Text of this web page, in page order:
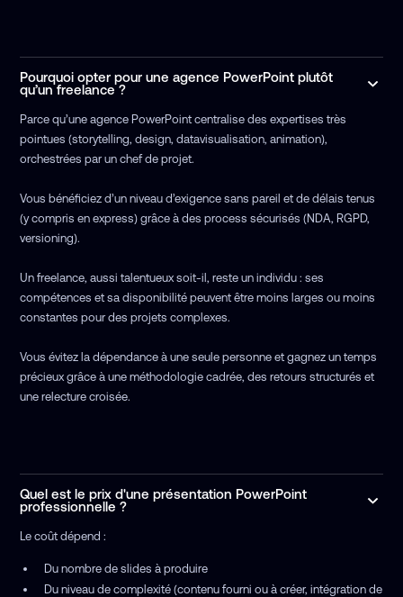
Pourquoi opter pour une agence PowerPoint plutôt
qu’un freelance ?
Parce qu’une agence PowerPoint centralise des expertises très
pointues (storytelling, design, datavisualisation, animation),
orchestrées par un chef de projet.
Vous bénéficiez d’un niveau d’exigence sans pareil et de délais tenus
(y compris en express) grâce à des process sécurisés (NDA, RGPD,
versioning).
Un freelance, aussi talentueux soit-il, reste un individu : ses
compétences et sa disponibilité peuvent être moins larges ou moins
constantes pour des projets complexes.
Vous évitez la dépendance à une seule personne et gagnez un temps
précieux grâce à une méthodologie cadrée, des retours structurés et
une relecture croisée.
Quel est le prix d'une présentation PowerPoint
professionnelle ?
Le coût dépend :
Du nombre de slides à produire
Du niveau de complexité (contenu fourni ou à créer, intégration de